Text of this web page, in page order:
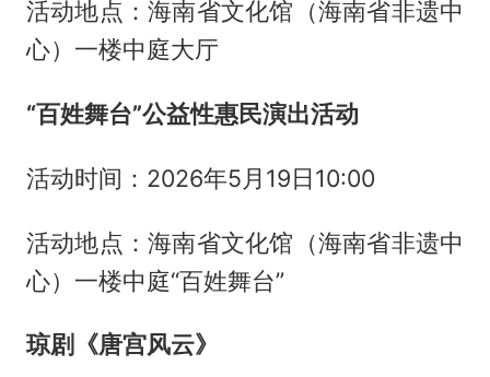
活动地点：海南省文化馆（海南省非遗中
心）一楼中庭大厅
“百姓舞台”公益性惠民演出活动
活动时间：2026年5月19日10:00
活动地点：海南省文化馆（海南省非遗中
心）一楼中庭“百姓舞台”
琼剧《唐宫风云》